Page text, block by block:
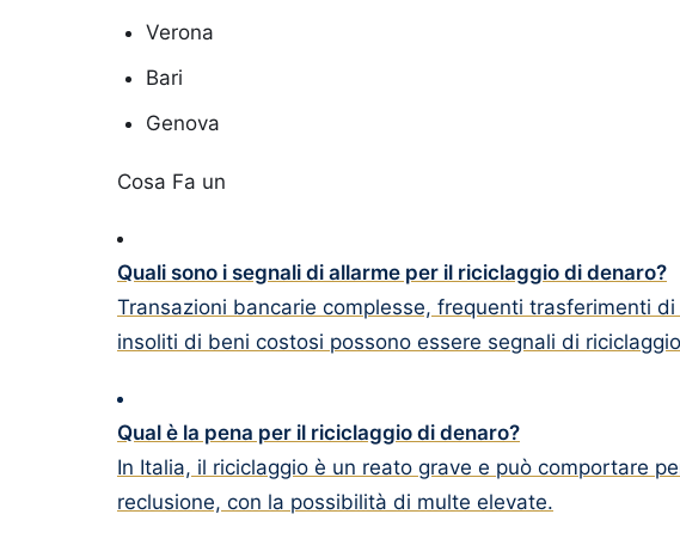
Verona
Bari
Genova
Cosa Fa un
Quali sono i segnali di allarme per il riciclaggio di denaro?
Transazioni bancarie complesse, frequenti trasferimenti
insoliti di beni costosi possono essere segnali di
Qual è la pena per il riciclaggio di denaro?
In Italia, il riciclaggio è un reato grave e può comportare
reclusione, con la possibilità di multe elevate.